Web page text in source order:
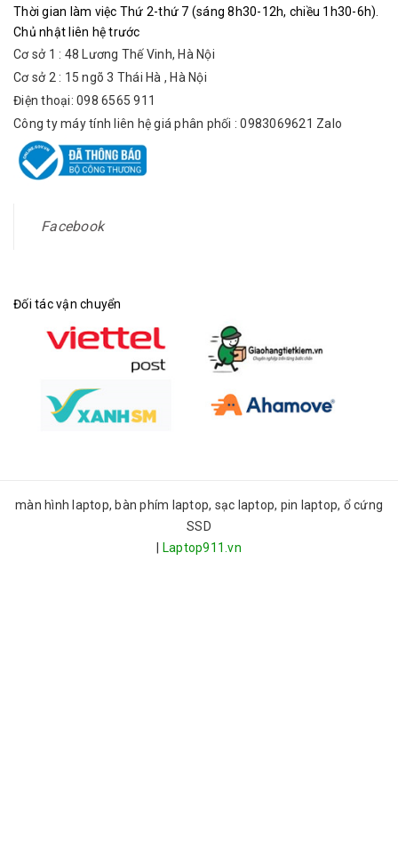
Thời gian làm việc Thứ 2-thứ 7 (sáng 8h30-12h, chiều 1h30-6h).
Chủ nhật liên hệ trước
Cơ sở 1 : 48 Lương Thế Vinh, Hà Nội
Cơ sở 2 : 15 ngõ 3 Thái Hà , Hà Nội
Điện thoại: 098 6565 911
Công ty máy tính liên hệ giá phân phối : 0983069621 Zalo
Facebook
Đối tác vận chuyển
màn hình laptop, bàn phím laptop, sạc laptop, pin laptop, ổ cứng
SSD
Laptop911.vn